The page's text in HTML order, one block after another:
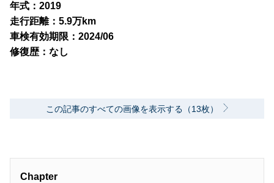
年式：2019
走行距離：5.9万km
車検有効期限：2024/06
修復歴：なし
この記事のすべての画像を表示する（13枚）
Chapter